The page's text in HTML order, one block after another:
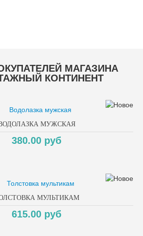
МАГАЗИНА
КОНТИНЕНТ
МУЖСКАЯ
380.00 руб
МУЛЬТИКАМ
615.00 руб